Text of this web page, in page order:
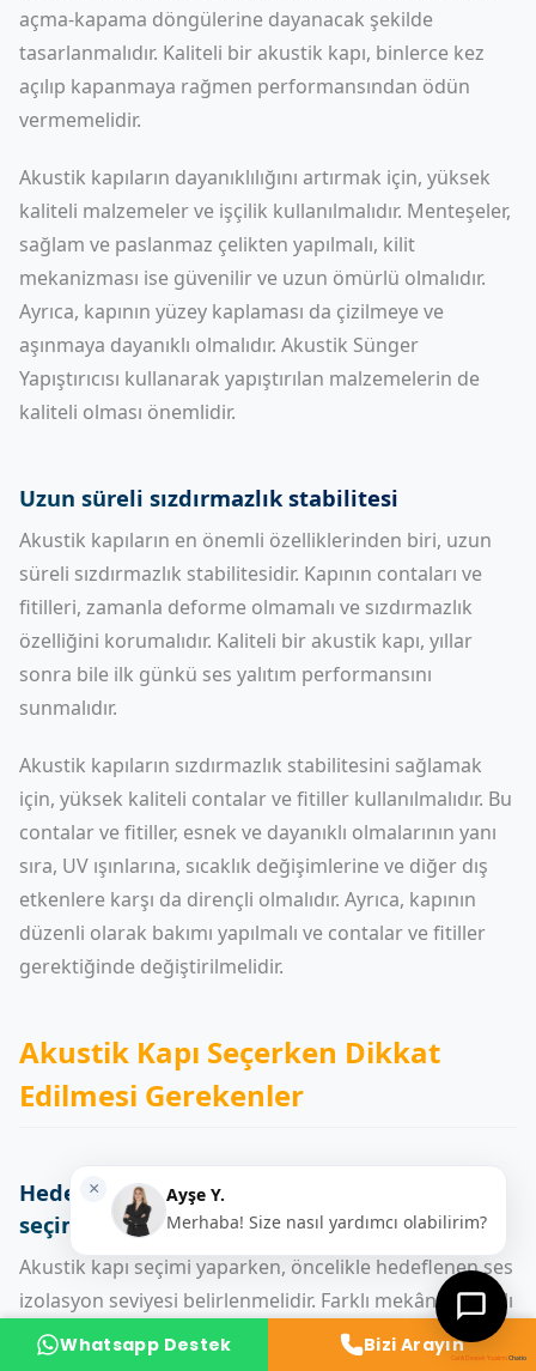
açma-kapama döngülerine dayanacak şekilde
tasarlanmalıdır. Kaliteli bir akustik kapı, binlerce kez
açılıp kapanmaya rağmen performansından ödün
vermemelidir.
Akustik kapıların dayanıklılığını artırmak için, yüksek
kaliteli malzemeler ve işçilik kullanılmalıdır. Menteşeler,
sağlam ve paslanmaz çelikten yapılmalı, kilit
mekanizması ise güvenilir ve uzun ömürlü olmalıdır.
Ayrıca, kapının yüzey kaplaması da çizilmeye ve
aşınmaya dayanıklı olmalıdır. Akustik Sünger
Yapıştırıcısı kullanarak yapıştırılan malzemelerin de
kaliteli olması önemlidir.
Uzun süreli sızdırmazlık stabilitesi
Akustik kapıların en önemli özelliklerinden biri, uzun
süreli sızdırmazlık stabilitesidir. Kapının contaları ve
fitilleri, zamanla deforme olmamalı ve sızdırmazlık
özelliğini korumalıdır. Kaliteli bir akustik kapı, yıllar
sonra bile ilk günkü ses yalıtım performansını
sunmalıdır.
Akustik kapıların sızdırmazlık stabilitesini sağlamak
için, yüksek kaliteli contalar ve fitiller kullanılmalıdır. Bu
contalar ve fitiller, esnek ve dayanıklı olmalarının yanı
sıra, UV ışınlarına, sıcaklık değişimlerine ve diğer dış
etkenlere karşı da dirençli olmalıdır. Ayrıca, kapının
düzenli olarak bakımı yapılmalı ve contalar ve fitiller
gerektiğinde değiştirilmelidir.
Akustik Kapı Seçerken Dikkat
Edilmesi Gerekenler
Hedeflenen ses izolasyon seviyesine göre
seçim
Akustik kapı seçimi yaparken, öncelikle hedeflenen ses
izolasyon seviyesi belirlenmelidir. Farklı mekânlar, farklı
ses izolasyon gereksinimlerine sahip olabilir. Örneğin,
Whatsapp Destek Bizi Arayın
Canlı Destek YazılımıChatio